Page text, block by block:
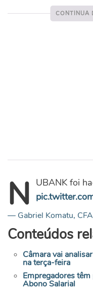
N UBANK foi
— Gabriel Komatu,
Conteúdos
Câmara vai
na terça-feira
Empregadores
Abono Salarial